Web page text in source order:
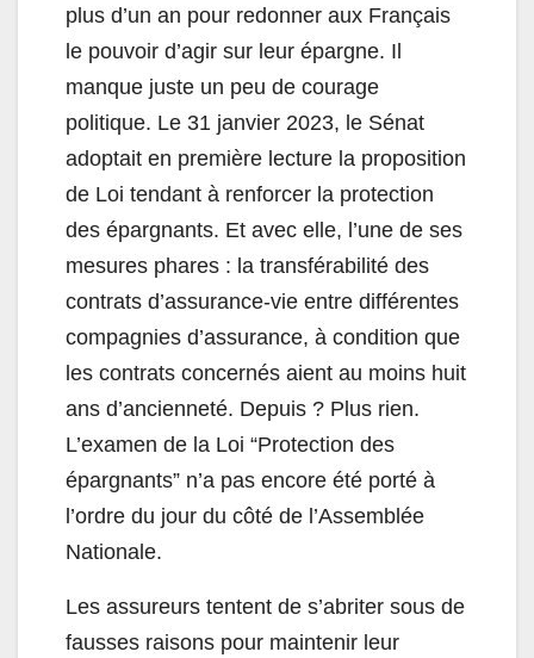
plus d’un an pour redonner aux Français
le pouvoir d’agir sur leur épargne. Il
manque juste un peu de courage
politique. Le 31 janvier 2023, le Sénat
adoptait en première lecture la proposition
de Loi tendant à renforcer la protection
des épargnants. Et avec elle, l’une de ses
mesures phares : la transférabilité des
contrats d’assurance-vie entre différentes
compagnies d’assurance, à condition que
les contrats concernés aient au moins huit
ans d’ancienneté. Depuis ? Plus rien.
L’examen de la Loi “Protection des
épargnants” n’a pas encore été porté à
l’ordre du jour du côté de l’Assemblée
Nationale.
Les assureurs tentent de s’abriter sous de
fausses raisons pour maintenir leur